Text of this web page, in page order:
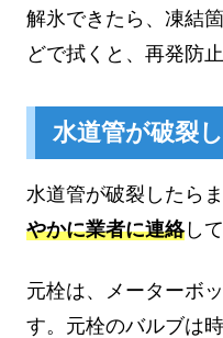
解氷できたら、凍結
どで拭くと、再発防
水道管が破裂
水道管が破裂したら
やかに業者に連絡し
元栓は、メーターボ
す。元栓のバルブは